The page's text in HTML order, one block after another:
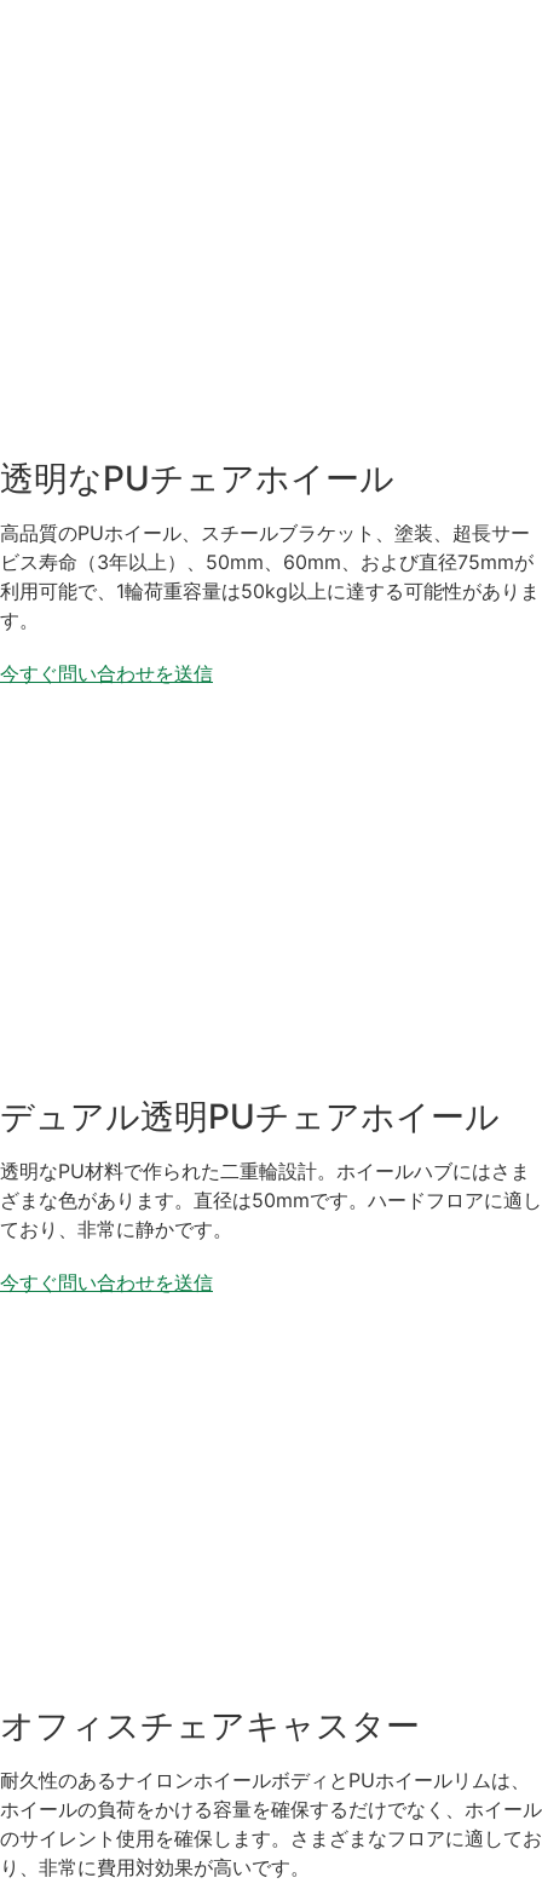
透明なPUチェアホイール
高品質のPUホイール、スチールブラケット、塗装、超長サー
ビス寿命（3年以上）、50mm、60mm、および直径75mmが
利用可能で、1輪荷重容量は50kg以上に達する可能性がありま
す。
今すぐ問い合わせを送信
デュアル透明PUチェアホイール
透明なPU材料で作られた二重輪設計。ホイールハブにはさま
ざまな色があります。直径は50mmです。ハードフロアに適し
ており、非常に静かです。
今すぐ問い合わせを送信
オフィスチェアキャスター
耐久性のあるナイロンホイールボディとPUホイールリムは、
ホイールの負荷をかける容量を確保するだけでなく、ホイール
のサイレント使用を確保します。さまざまなフロアに適してお
り、非常に費用対効果が高いです。